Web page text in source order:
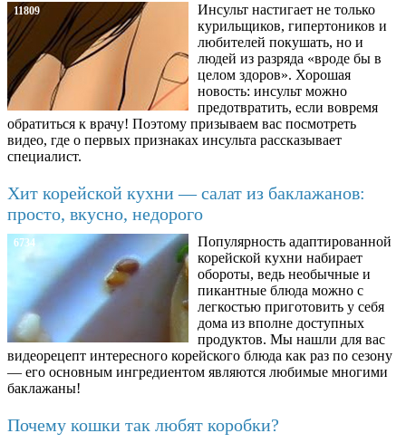
11809
Инсульт настигает не только
курильщиков, гипертоников и
любителей покушать, но и
людей из разряда «вроде бы в
целом здоров». Хорошая
новость: инсульт можно
предотвратить, если вовремя
обратиться к врачу! Поэтому призываем вас посмотреть
видео, где о первых признаках инсульта рассказывает
специалист.
Хит корейской кухни — салат из баклажанов:
просто, вкусно, недорого
6734
Популярность адаптированной
корейской кухни набирает
обороты, ведь необычные и
пикантные блюда можно с
легкостью приготовить у себя
дома из вполне доступных
продуктов. Мы нашли для вас
видеорецепт интересного корейского блюда как раз по сезону
— его основным ингредиентом являются любимые многими
баклажаны!
Почему кошки так любят коробки?